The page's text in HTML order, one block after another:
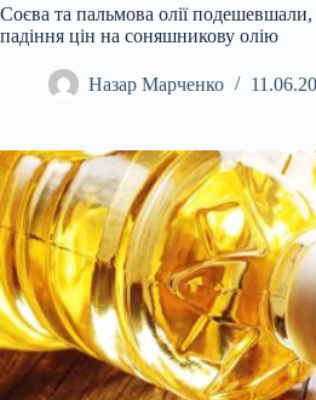
Соєва та пальмова олії
падіння цін на соняшникову олію
Назар Марченко